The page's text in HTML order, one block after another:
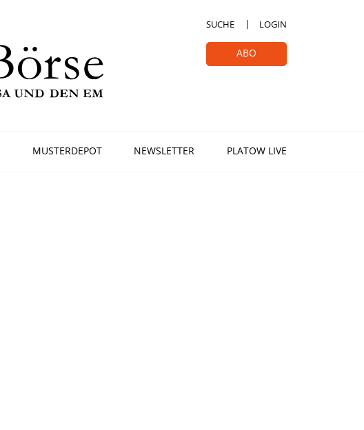
SUCHE LOGIN
ABO
MUSTERDEPOT NEWSLETTER
PLATOW LIVE